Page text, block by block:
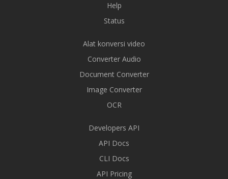
Help
Status
Alat konversi video
Converter Audio
Document Converter
Image Converter
OCR
Developers API
API Docs
CLI Docs
API Pricing